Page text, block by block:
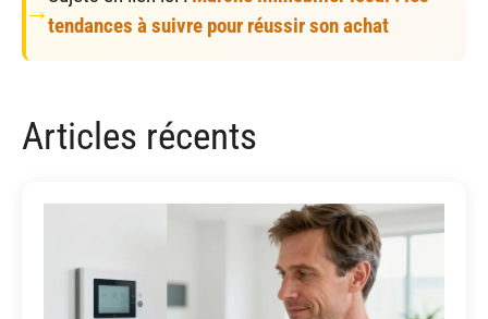
tendances à suivre pour réussir son achat
Articles récents